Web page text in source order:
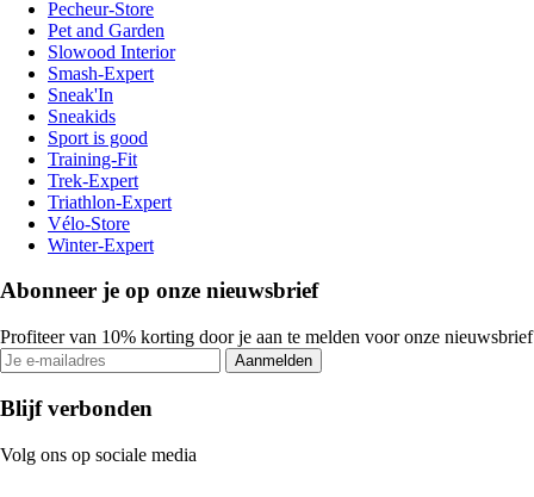
Pecheur-Store
Pet and Garden
Slowood Interior
Smash-Expert
Sneak'In
Sneakids
Sport is good
Training-Fit
Trek-Expert
Triathlon-Expert
Vélo-Store
Winter-Expert
Abonneer je op onze nieuwsbrief
Profiteer van 10% korting door je aan te melden voor onze nieuwsbrief
Aanmelden
Blijf verbonden
Volg ons op sociale media